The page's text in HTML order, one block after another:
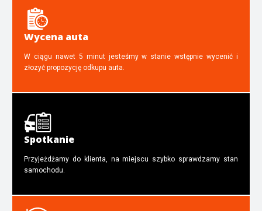
Wycena auta
W ciągu nawet 5 minut jesteśmy w stanie wstępnie wycenić i
złozyć propozycję odkupu auta.
Spotkanie
Przyjeżdżamy do klienta, na miejscu szybko sprawdzamy stan
samochodu.